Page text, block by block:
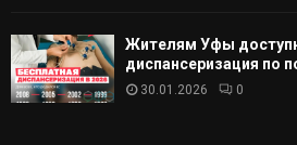
Жителям Уфы
диспансеризация по
30.01.2026 0